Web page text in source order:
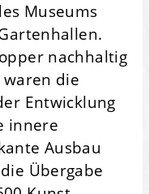
Museums
nachhaltig
die
Entwicklung
innere
Ausbau
Übergabe